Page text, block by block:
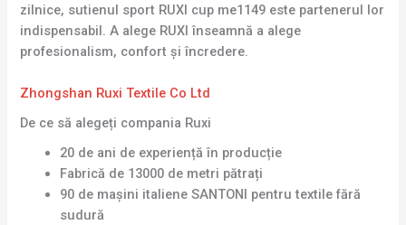
zilnice, sutienul sport RUXI cup me1149 este partenerul lor
indispensabil. A alege RUXI înseamnă a alege
profesionalism, confort și încredere.
Zhongshan Ruxi Textile Co Ltd
De ce să alegeți compania Ruxi
20 de ani de experiență în producție
Fabrică de 13000 de metri pătrați
90 de mașini italiene SANTONI pentru textile fără
sudură